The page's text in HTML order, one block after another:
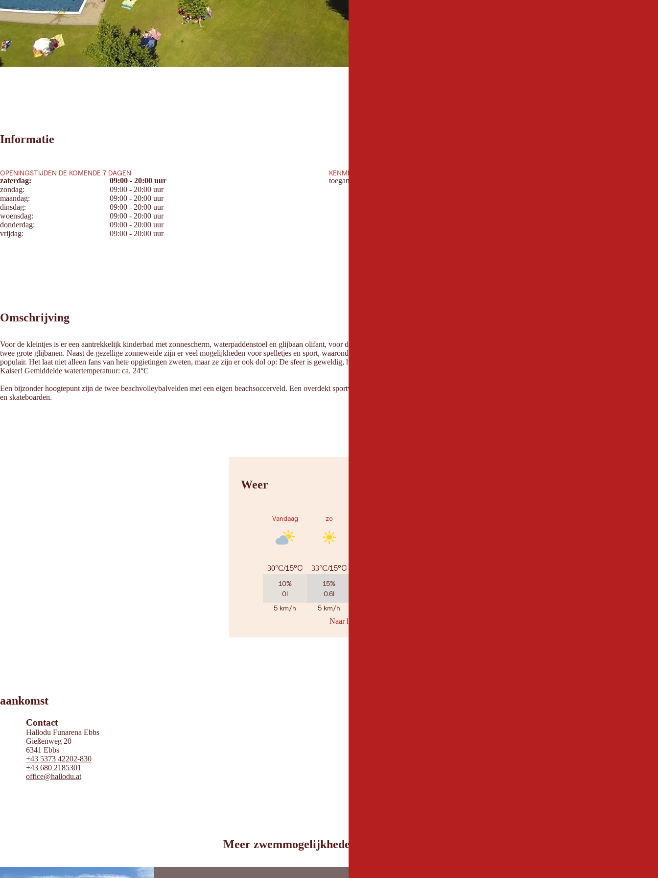
Informatie
OPENINGSTIJDEN DE KOMENDE 7 DAGEN
zaterdag:
09:00 - 20:00 uur
zondag:
09:00 - 20:00 uur
maandag:
09:00 - 20:00 uur
dinsdag:
09:00 - 20:00 uur
woensdag:
09:00 - 20:00 uur
donderdag:
09:00 - 20:00 uur
vrijdag:
09:00 - 20:00 uur
KENMERKEN
toegankelijk voor mindervaliden
Omschrijving
Voor de kleintjes is er een aantrekkelijk kinderbad met zonnescherm, waterpaddenstoel en glijbaan olifant, voor de oudere kinderen en volwassenen is er een sportbad met zes zwembanen en een avonturenbad met
twee grote glijbanen. Naast de gezellige zonneweide zijn er veel mogelijkheden voor spelletjes en sport, waaronder een bowlingbaan. Het saunagedeelte van 1500 m² met twee verdiepingen en een tuin is bijzonder
populair. Het laat niet alleen fans van hete opgietingen zweten, maar ze zijn er ook dol op: De sfeer is geweldig, het aanbod aan massages en ontspanningsopties is eersteklas. En dat alles met uitzicht op de Zahmer
Kaiser! Gemiddelde watertemperatuur: ca. 24°C
Een bijzonder hoogtepunt zijn de twee beachvolleybalvelden met een eigen beachsoccerveld. Een overdekt sportveld voor vele balsporten, evenals inline hockey of straathockey en een funpark voor inline skaten
en skateboarden.
Weer
Vandaag
30°C/15°C
10%
0l
5 km/h
zo
33°C/15°C
15%
0.6l
5 km/h
Naar her weerbericht
aankomst
Leaflet ©tiris
OpenStreetMap contributors 2026
Contact
Hallodu Funarena Ebbs
Gießenweg 20
6341 Ebbs
+43 5373 42202-830
+43 680 2185301
office@hallodu.at
Meer zwemmogelijkheden in de omgeving